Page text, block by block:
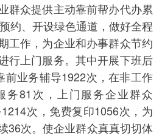
众提供主动靠前帮办代办累
约、开设绿色通道，做好全程
工作，为企业和办事群众节约
行上门服务。其中开展下班后
前业务辅导1922次，在非工作
务81次，上门服务企业群众
次，免费复印1056次，为
36次。使企业群众真真切切体